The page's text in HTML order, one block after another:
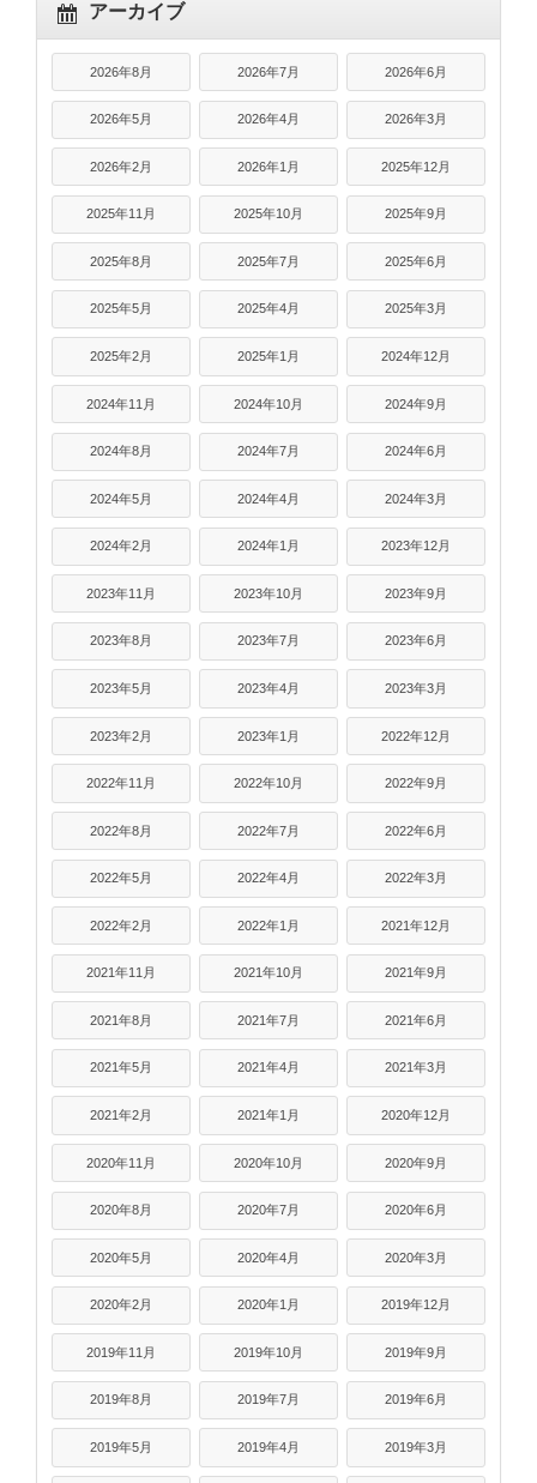
アーカイブ
2026年8月 2026年7月 2026年6月
2026年5月 2026年4月 2026年3月
2026年2月 2026年1月 2025年12月
2025年11月 2025年10月 2025年9月
2025年8月 2025年7月 2025年6月
2025年5月 2025年4月 2025年3月
2025年2月 2025年1月 2024年12月
2024年11月 2024年10月 2024年9月
2024年8月 2024年7月 2024年6月
2024年5月 2024年4月 2024年3月
2024年2月 2024年1月 2023年12月
2023年11月 2023年10月 2023年9月
2023年8月 2023年7月 2023年6月
2023年5月 2023年4月 2023年3月
2023年2月 2023年1月 2022年12月
2022年11月 2022年10月 2022年9月
2022年8月 2022年7月 2022年6月
2022年5月 2022年4月 2022年3月
2022年2月 2022年1月 2021年12月
2021年11月 2021年10月 2021年9月
2021年8月 2021年7月 2021年6月
2021年5月 2021年4月 2021年3月
2021年2月 2021年1月 2020年12月
2020年11月 2020年10月 2020年9月
2020年8月 2020年7月 2020年6月
2020年5月 2020年4月 2020年3月
2020年2月 2020年1月 2019年12月
2019年11月 2019年10月 2019年9月
2019年8月 2019年7月 2019年6月
2019年5月 2019年4月 2019年3月